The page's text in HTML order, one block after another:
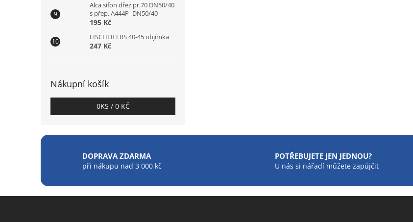
Alca sifon dřez pr.70 DN50/40
s přep. A444P -DN50/40
195 Kč
FISCHER FRS 40-45 objímka
247 Kč
Nákupní košík
0KS / 0 KČ
DOPRAVA ZDARMA
při nákupu nad 3 000 kč
POTŘEBUJETE JEN JEDNOU?
U nás si nářadí můžete zapůjčit